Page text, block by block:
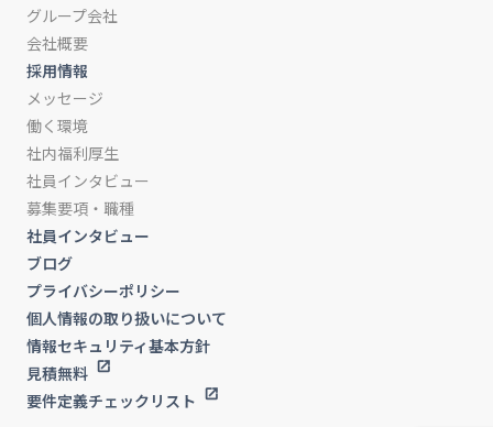
グループ会社
会社概要
採用情報
メッセージ
働く環境
社内福利厚生
社員インタビュー
募集要項・職種
社員インタビュー
ブログ
プライバシーポリシー
個人情報の取り扱いについて
情報セキュリティ基本方針
見積無料
要件定義チェックリスト